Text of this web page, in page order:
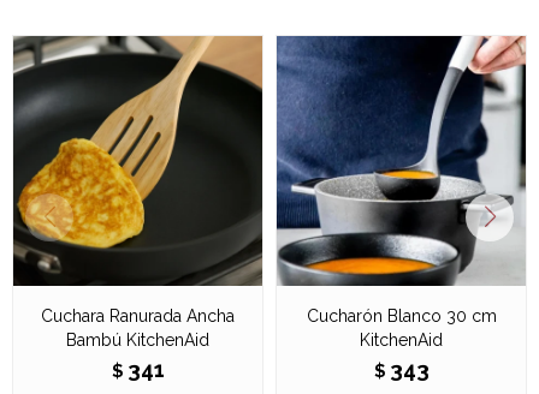
Cuchara Ranurada Ancha
Bambú KitchenAid
$ 341
Cucharón Blanco 30 cm
KitchenAid
$ 343